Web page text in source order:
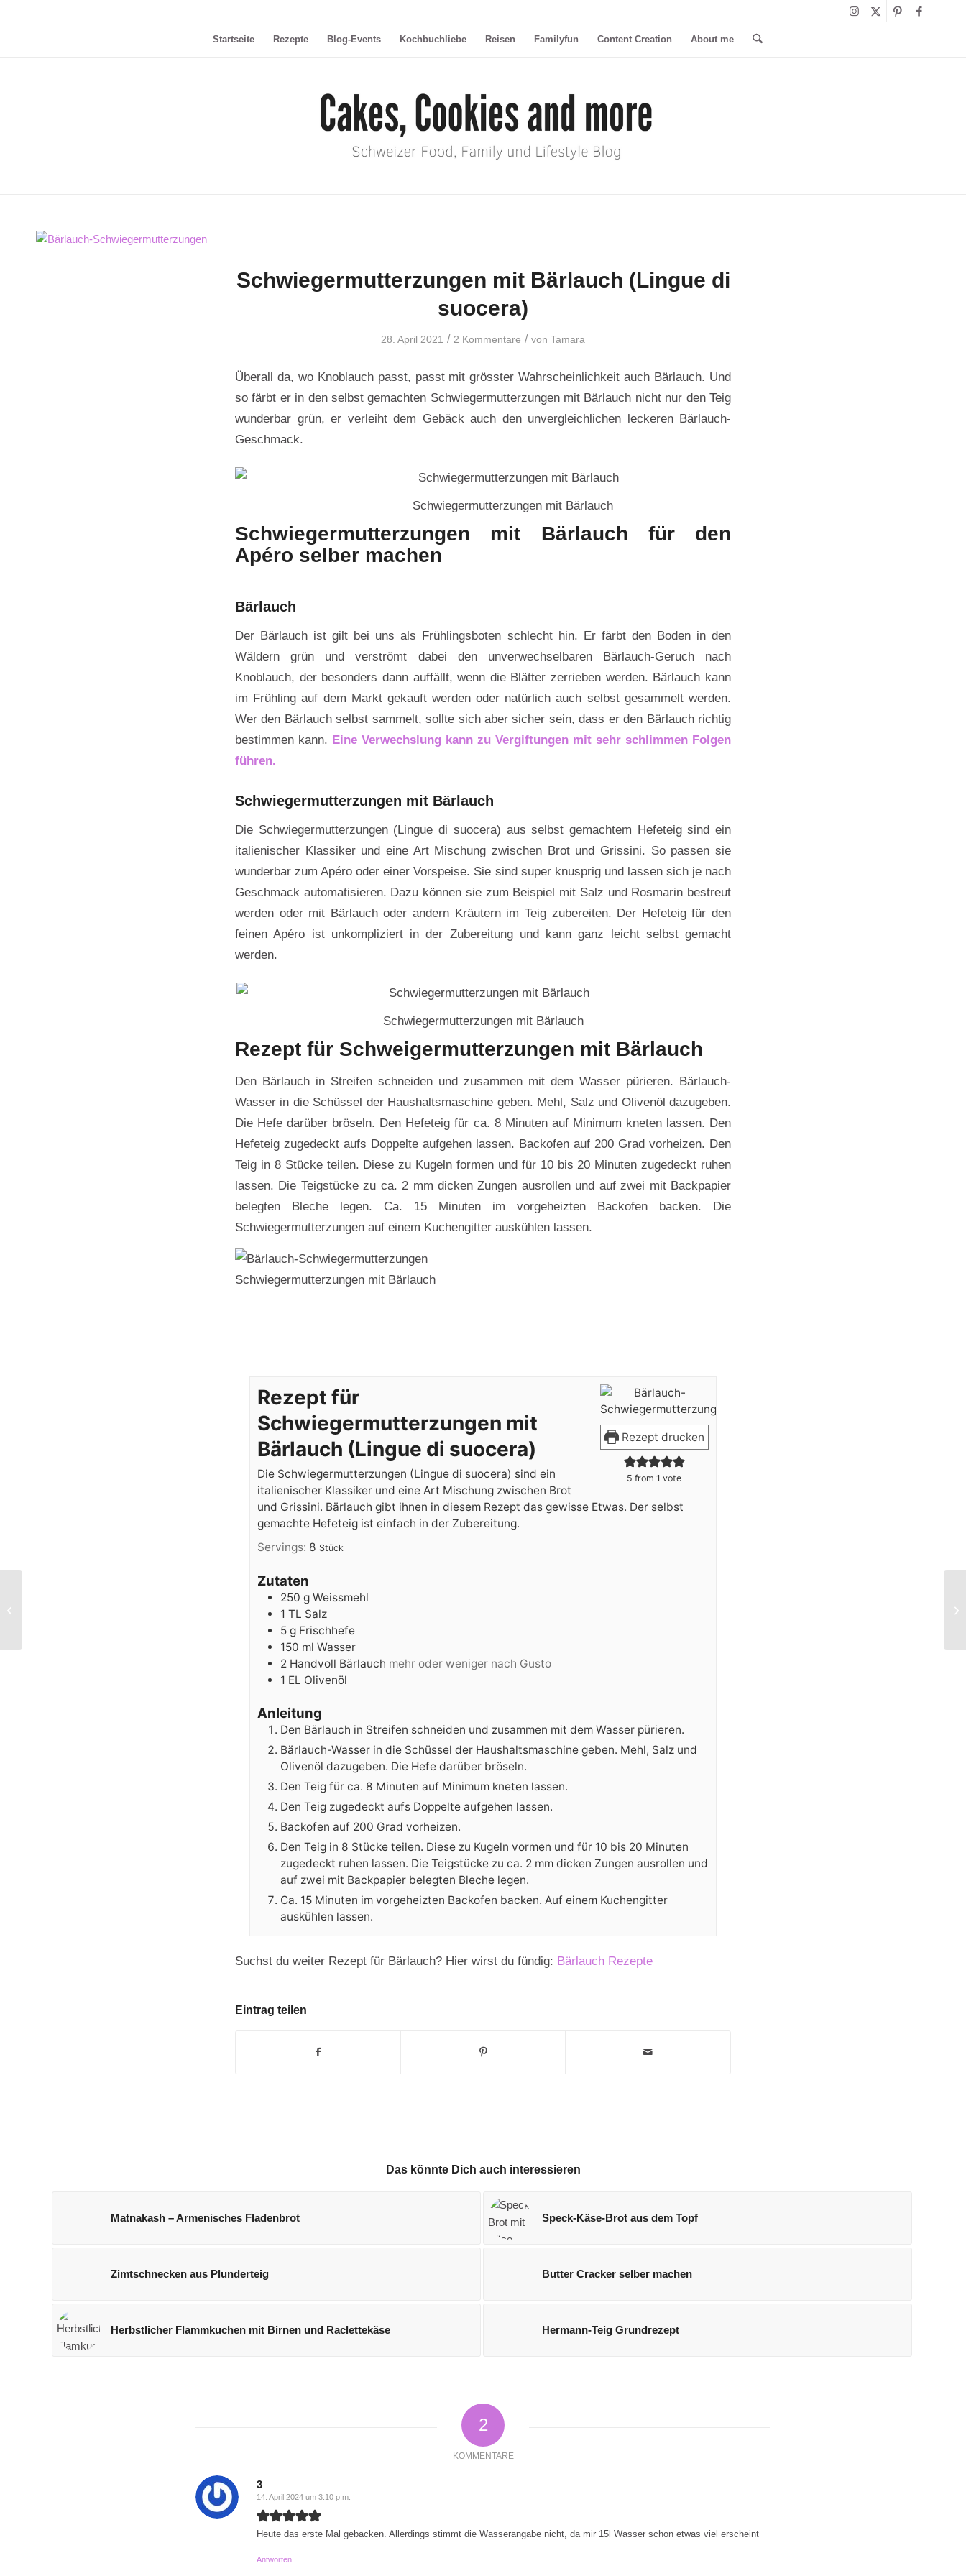
Startseite Rezepte Blog-Events Kochbuchliebe Reisen Familyfun Content Creation About me
Schwiegermutterzungen mit Bärlauch (Lingue di
suocera)
28. April 2021 / 2 Kommentare / von Tamara
Überall da, wo Knoblauch passt, passt mit grösster Wahrscheinlichkeit auch Bärlauch. Und
so färbt er in den selbst gemachten Schwiegermutterzungen mit Bärlauch nicht nur den Teig
wunderbar grün, er verleiht dem Gebäck auch den unvergleichlichen leckeren Bärlauch-
Geschmack.
Schwiegermutterzungen mit Bärlauch
Schwiegermutterzungen mit Bärlauch für den
Apéro selber machen
Bärlauch
Der Bärlauch ist gilt bei uns als Frühlingsboten schlecht hin. Er färbt den Boden in den
Wäldern grün und verströmt dabei den unverwechselbaren Bärlauch-Geruch nach
Knoblauch, der besonders dann auffällt, wenn die Blätter zerrieben werden. Bärlauch kann
im Frühling auf dem Markt gekauft werden oder natürlich auch selbst gesammelt werden.
Wer den Bärlauch selbst sammelt, sollte sich aber sicher sein, dass er den Bärlauch richtig
bestimmen kann. Eine Verwechslung kann zu Vergiftungen mit sehr schlimmen Folgen
führen.
Schwiegermutterzungen mit Bärlauch
Die Schwiegermutterzungen (Lingue di suocera) aus selbst gemachtem Hefeteig sind ein
italienischer Klassiker und eine Art Mischung zwischen Brot und Grissini. So passen sie
wunderbar zum Apéro oder einer Vorspeise. Sie sind super knusprig und lassen sich je nach
Geschmack automatisieren. Dazu können sie zum Beispiel mit Salz und Rosmarin bestreut
werden oder mit Bärlauch oder andern Kräutern im Teig zubereiten. Der Hefeteig für den
feinen Apéro ist unkompliziert in der Zubereitung und kann ganz leicht selbst gemacht
werden.
Schwiegermutterzungen mit Bärlauch
Rezept für Schweigermutterzungen mit Bärlauch
Den Bärlauch in Streifen schneiden und zusammen mit dem Wasser pürieren. Bärlauch-
Wasser in die Schüssel der Haushaltsmaschine geben. Mehl, Salz und Olivenöl dazugeben.
Die Hefe darüber bröseln. Den Hefeteig für ca. 8 Minuten auf Minimum kneten lassen. Den
Hefeteig zugedeckt aufs Doppelte aufgehen lassen. Backofen auf 200 Grad vorheizen. Den
Teig in 8 Stücke teilen. Diese zu Kugeln formen und für 10 bis 20 Minuten zugedeckt ruhen
lassen. Die Teigstücke zu ca. 2 mm dicken Zungen ausrollen und auf zwei mit Backpapier
belegten Bleche legen. Ca. 15 Minuten im vorgeheizten Backofen backen. Die
Schwiegermutterzungen auf einem Kuchengitter auskühlen lassen.
Schwiegermutterzungen mit Bärlauch
Rezept drucken
5 from 1 vote
Rezept für
Schwiegermutterzungen mit
Bärlauch (Lingue di suocera)
Die Schwiegermutterzungen (Lingue di suocera) sind ein
italienischer Klassiker und eine Art Mischung zwischen Brot
und Grissini. Bärlauch gibt ihnen in diesem Rezept das gewisse Etwas. Der selbst
gemachte Hefeteig ist einfach in der Zubereitung.
Servings: 8 Stück
Zutaten
250 g Weissmehl
1 TL Salz
5 g Frischhefe
150 ml Wasser
2 Handvoll Bärlauch mehr oder weniger nach Gusto
1 EL Olivenöl
Anleitung
Den Bärlauch in Streifen schneiden und zusammen mit dem Wasser pürieren.
Bärlauch-Wasser in die Schüssel der Haushaltsmaschine geben. Mehl, Salz und
Olivenöl dazugeben. Die Hefe darüber bröseln.
Den Teig für ca. 8 Minuten auf Minimum kneten lassen.
Den Teig zugedeckt aufs Doppelte aufgehen lassen.
Backofen auf 200 Grad vorheizen.
Den Teig in 8 Stücke teilen. Diese zu Kugeln vormen und für 10 bis 20 Minuten
zugedeckt ruhen lassen. Die Teigstücke zu ca. 2 mm dicken Zungen ausrollen und
auf zwei mit Backpapier belegten Bleche legen.
Ca. 15 Minuten im vorgeheizten Backofen backen. Auf einem Kuchengitter
auskühlen lassen.
Suchst du weiter Rezept für Bärlauch? Hier wirst du fündig: Bärlauch Rezepte
Eintrag teilen
Das könnte Dich auch interessieren
Matnakash – Armenisches Fladenbrot Speck-Käse-Brot aus dem Topf
Zimtschnecken aus Plunderteig Butter Cracker selber machen
Herbstlicher Flammkuchen mit Birnen und Raclettekäse Hermann-Teig Grundrezept
2
KOMMENTARE
3
sagte:
14. April 2024 um 3:10 p.m.
Heute das erste Mal gebacken. Allerdings stimmt die Wasserangabe nicht, da mir 15l Wasser schon etwas viel erscheint
Antworten